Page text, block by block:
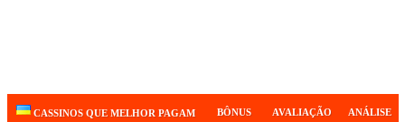
CASSINOS QUE MELHOR PAGAM BÔNUS AVALIAÇÃO ANÁLISE